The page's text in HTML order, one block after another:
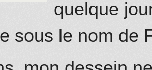
quelque
sous le nom de